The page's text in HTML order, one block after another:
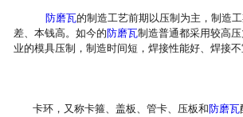
防磨瓦的制造工艺前期以压制为主，制造
差、本钱高。如今的防磨瓦制造普通都采用较高
业的模具压制，制造时间短，焊接性能好、焊接不
卡环，又称卡箍、盖板、管卡、压板和防磨瓦